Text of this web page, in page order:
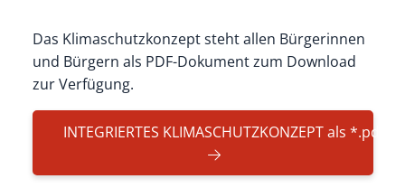
Das Klimaschutzkonzept steht allen Bürgerinnen
und Bürgern als PDF-Dokument zum Download
zur Verfügung.
INTEGRIERTES KLIMASCHUTZKONZEPT als *.pdf